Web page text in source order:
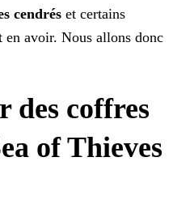
cendrés et certains
en avoir. Nous allons donc
des coffres
of Thieves